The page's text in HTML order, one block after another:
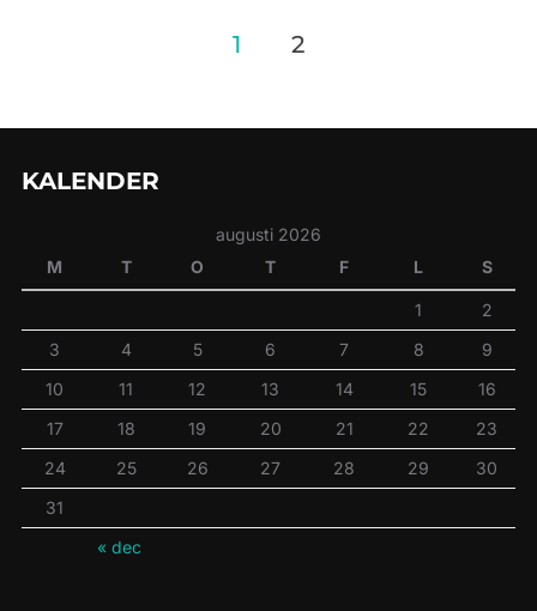
Sidnumrering
1 2
KALENDER
augusti 2026
M
T O T F L S
1
2
3
4 5 6 7 8
9
10
11 12 13 14 15
16
17
18 19 20 21 22
23
24
25 26 27 28 29
30
31
« dec